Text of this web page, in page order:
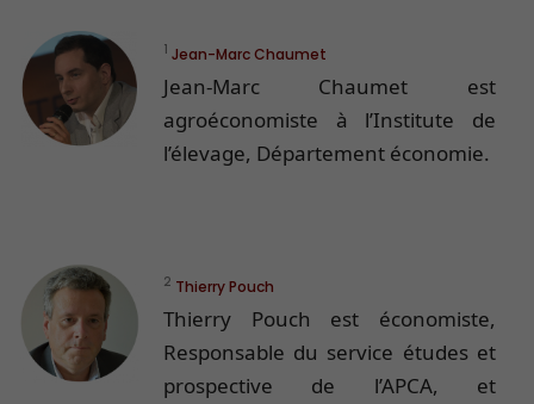
1 Jean-Marc Chaumet
Jean-Marc Chaumet est
agroéconomiste à l’Institute de
l’élevage, Département économie.
2 Thierry Pouch
Thierry Pouch est économiste,
Responsable du service études et
prospective de l’APCA, et